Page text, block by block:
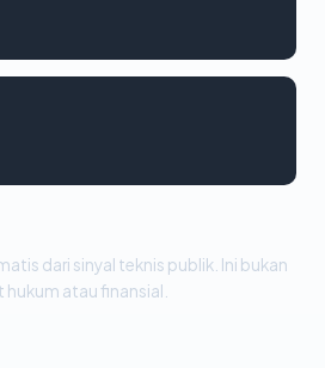
dari sinyal teknis publik. Ini bukan
hukum atau finansial.